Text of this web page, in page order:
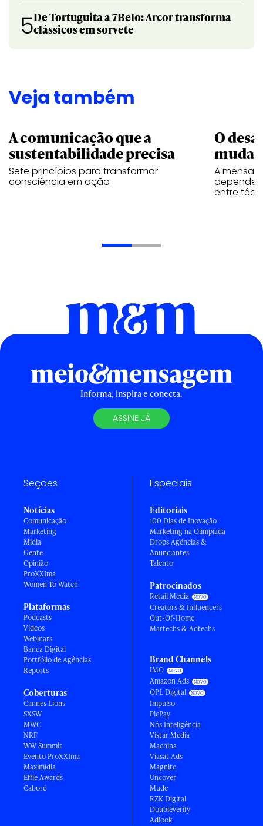
5De Tortuguita a 7Belo: Arcor transforma
clássicos em sorvete
Veja também
A comunicação que a
sustentabilidade precisa
Sete princípios para transformar
consciência em ação
O
A
depende
entre
Informa, inspira e conecta.
ASSINE JÁ
Seções
Notícias
Comunicação
Marketing
Mídia
Gente
Opinião
ProXXIma
Women To Watch
Plataformas
Podcasts
Vídeos
Webinars
Banca Digital
Portfólio de Agências
Reports
Coberturas
Cannes Lions
SXSW
MWC
NRF
WW Summit
Evento ProXXIma
Maximídia
Effie Awards
Caboré
Especiais
Editoriais
100 Dias de Inovação
Marketing na Olimpíada
Drops Agências &
Anunciantes
Talento
Patrocinados
Retail Media
Creators & Influencers
Out-Of-Home
Martechs & Adtechs
Brand Channels
IMO
Amazon Ads
OPL Digital
Impulso
PicPay
Nós Inteligência
Vistar Media
Machina
Viasat Ads
Magnite
Uncover
Mude
RZK Digital
DoubleVerify
Adlook